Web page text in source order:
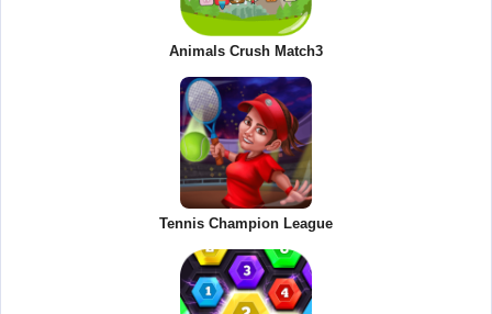
Animals Crush Match3
Tennis Champion League